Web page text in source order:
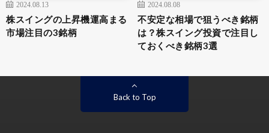
2024.08.13
株スイングの上昇機運高まる
市場注目の3銘柄
2024.08.08
不安定な相場で狙うべき銘柄
は？株スイング投資で注目し
ておくべき銘柄3選
Back to Top